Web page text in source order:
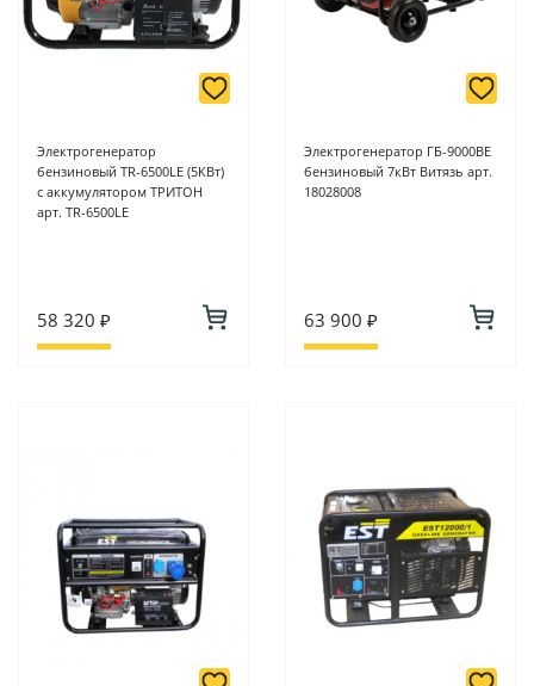
Электрогенератор
бензиновый TR-6500LE (5КВт)
с аккумулятором ТРИТОН
арт. TR-6500LE
58 320 ₽
Электрогенератор ГБ-9000ВЕ
бензиновый 7кВт Витязь арт.
18028008
63 900 ₽